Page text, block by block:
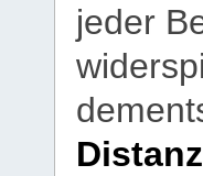
jeder